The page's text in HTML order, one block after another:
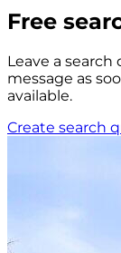
Free
Leave a
message as
available.
Create search